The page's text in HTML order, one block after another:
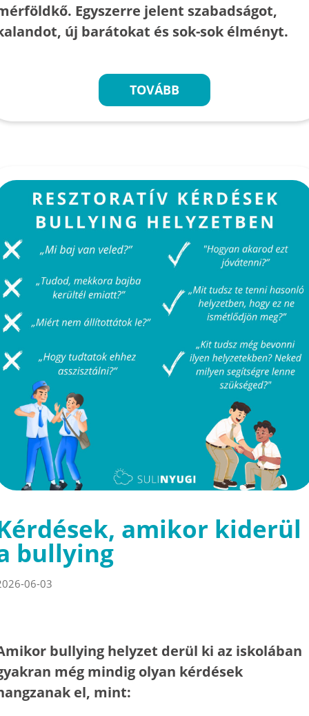
Egyszerre jelent szabadságot,
új barátokat és sok-sok élményt.
TOVÁBB
amikor kiderül
bullying
06-03
bullying helyzet derül ki az iskolában
még mindig olyan kérdések
el, mint: